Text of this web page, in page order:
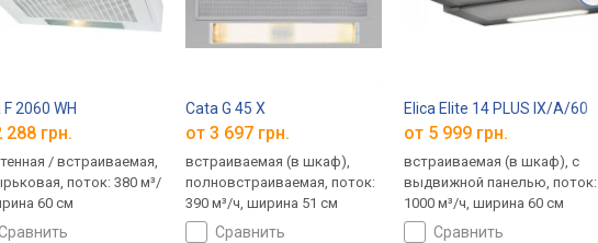
2060 WH
288 грн.
/ встраиваемая,
поток: 380 м³/
60 см
сравнить
Cata G 45 X
от 3 697 грн.
встраиваемая (в шкаф),
полновстраиваемая, поток:
390 м³/ч, ширина 51 см
сравнить
Elica Elite 14 PLUS IX/A/60
от 5 999 грн.
встраиваемая (в шкаф), с
выдвижной панелью, поток:
1000 м³/ч, ширина 60 см
сравнить